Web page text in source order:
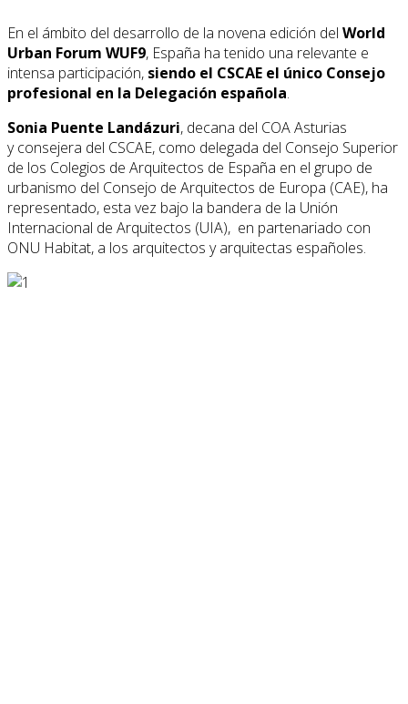
En el ámbito del desarrollo de la novena edición del World
Urban Forum WUF9, España ha tenido una relevante e
intensa participación, siendo el CSCAE el único Consejo
profesional en la Delegación española.
Sonia Puente Landázuri, decana del COA Asturias
y consejera del CSCAE, como delegada del Consejo Superior
de los Colegios de Arquitectos de España en el grupo de
urbanismo del Consejo de Arquitectos de Europa (CAE), ha
representado, esta vez bajo la bandera de la Unión
Internacional de Arquitectos (UIA), en partenariado con
ONU Habitat, a los arquitectos y arquitectas españoles.